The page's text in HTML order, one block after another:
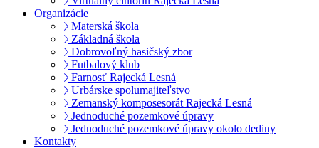
Organizácie
Materská škola
Základná škola
Dobrovoľný hasičský zbor
Futbalový klub
Farnosť Rajecká Lesná
Urbárske spolumajiteľstvo
Zemanský komposesorát Rajecká Lesná
Jednoduché pozemkové úpravy
Jednoduché pozemkové úpravy okolo dediny
Kontakty